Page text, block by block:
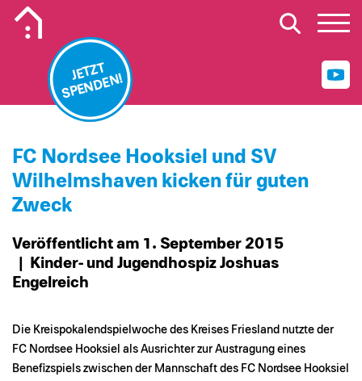
JETZT
SPENDEN!
FC Nordsee Hooksiel und SV
Wilhelmshaven kicken für guten
Zweck
Veröffentlicht am 1. September 2015
| Kinder- und Jugendhospiz Joshuas
Engelreich
Die Kreispokalendspielwoche des Kreises Friesland nutzte der
FC Nordsee Hooksiel als Ausrichter zur Austragung eines
Benefizspiels zwischen der Mannschaft des FC Nordsee Hooksiel
Mobiles Logo Mission Lebenshaus